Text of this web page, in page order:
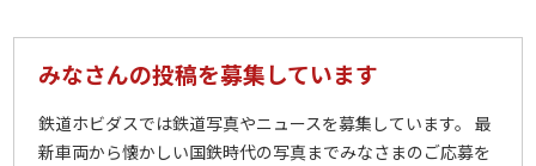
みなさんの投稿を募集しています
鉄道ホビダスでは鉄道写真やニュースを募集しています。 最
新車両から懐かしい国鉄時代の写真までみなさまのご応募を